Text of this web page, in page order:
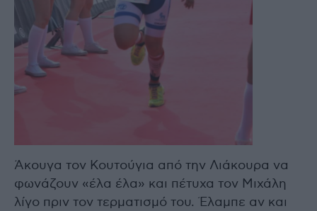
Άκουγα τον Κουτούγια από την Λιάκουρα να
φωνάζουν «έλα έλα» και πέτυχα τον Μιχάλη
λίγο πριν τον τερματισμό του. Έλαμπε αν και